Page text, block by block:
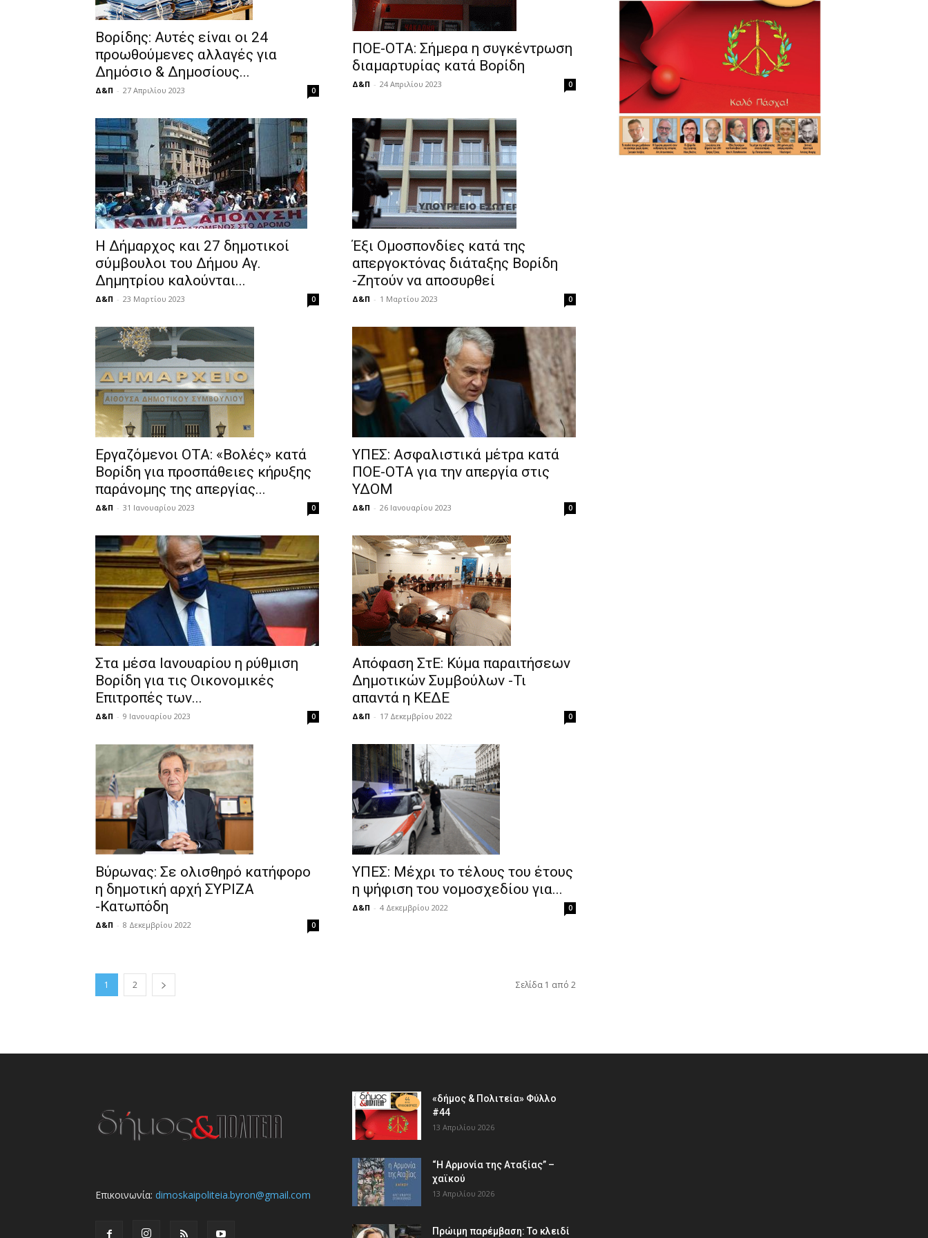
Βορίδης: Αυτές είναι οι 24
προωθούμενες αλλαγές για
Δημόσιο & Δημοσίους...
Δ&Π - 27 Απριλίου 2023 0
ΠΟΕ-ΟΤΑ: Σήμερα η συγκέντρωση
διαμαρτυρίας κατά Βορίδη
Δ&Π - 24 Απριλίου 2023 0
Η Δήμαρχος και 27 δημοτικοί
σύμβουλοι του Δήμου Αγ.
Δημητρίου καλούνται...
Δ&Π - 23 Μαρτίου 2023 0
Έξι Ομοσπονδίες κατά της
απεργοκτόνας διάταξης Βορίδη
-Ζητούν να αποσυρθεί
Δ&Π - 1 Μαρτίου 2023 0
Εργαζόμενοι ΟΤΑ: «Βολές» κατά
Βορίδη για προσπάθειες κήρυξης
παράνομης της απεργίας...
Δ&Π - 31 Ιανουαρίου 2023 0
ΥΠΕΣ: Ασφαλιστικά μέτρα κατά
ΠΟΕ-ΟΤΑ για την απεργία στις
ΥΔΟΜ
Δ&Π - 26 Ιανουαρίου 2023 0
Στα μέσα Ιανουαρίου η ρύθμιση
Βορίδη για τις Οικονομικές
Επιτροπές των...
Δ&Π - 9 Ιανουαρίου 2023 0
Απόφαση ΣτΕ: Κύμα παραιτήσεων
Δημοτικών Συμβούλων -Τι
απαντά η ΚΕΔΕ
Δ&Π - 17 Δεκεμβρίου 2022 0
Βύρωνας: Σε ολισθηρό κατήφορο
η δημοτική αρχή ΣΥΡΙΖΑ
-Κατωπόδη
Δ&Π - 8 Δεκεμβρίου 2022 0
ΥΠΕΣ: Μέχρι το τέλους του έτους
η ψήφιση του νομοσχεδίου για...
Δ&Π - 4 Δεκεμβρίου 2022 0
1 2 Σελίδα 1 από 2
Επικοινωνία: dimoskaipoliteia.byron@gmail.com
«δήμος & Πολιτεία» Φύλλο
#44
13 Απριλίου 2026
“Η Αρμονία της Αταξίας” –
χαϊκού
13 Απριλίου 2026
Πρώιμη παρέμβαση: Το κλειδί